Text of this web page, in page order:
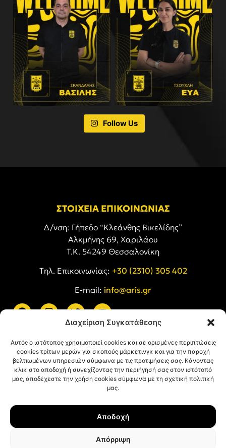
Διαχείριση Συγκατάθεσης
Αυτός ο ιστότοπος χρησιμοποιεί cookies και σε ορισμένες περιπτώσεις
cookies τρίτων μερών για σκοπούς μάρκετινγκ και για την παροχή
βελτιωμένων υπηρεσιών σύμφωνα με τις προτιμήσεις σας. Κάνοντας
κλικ στο αποδοχή ή συνεχίζοντας την περιήγησή σας στον ιστότοπό
μας, αποδέχεστε την χρήση cookies σύμφωνα με τη σχετική πολιτική
μας.
Αποδοχή
Απόρριψη
Follow Us
ΣΤΟΙΧΕΙΑ ΕΠΙΚΟΙΝΩΝΙΑΣ
Δ/νση: Γήπεδο “Κλεάνθης Βικελίδης”
Αλκμήνης 69, Χαριλάου
Τ.Κ. 54249 Θεσσαλονίκη
Tηλ. Επικοινωνίας: +30 (2310) 305 402
E-mail: info@aris.gr
Όροι Χρήσης
Πολιτική Cookies